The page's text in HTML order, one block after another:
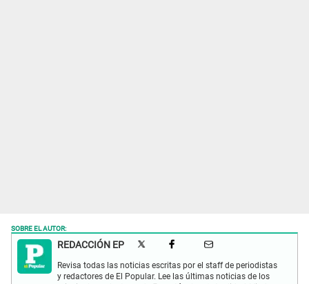
SOBRE EL AUTOR:
REDACCIÓN EP
Revisa todas las noticias escritas por el staff de periodistas
y redactores de El Popular. Lee las últimas noticias de los